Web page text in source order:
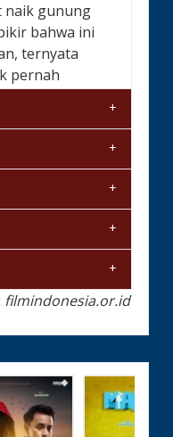
naik gunung
bahwa ini
ternyata
pernah
filmindonesia.or.id